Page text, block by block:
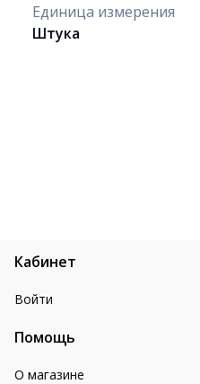
Единица измерения
Штука
Кабинет
Войти
Помощь
О магазине